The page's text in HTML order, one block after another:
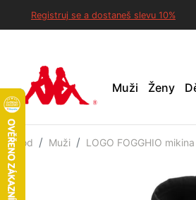
Registruj se a dostaneš slevu 10%
Muži Ženy
Úvod Muži LOGO FOGGHIO